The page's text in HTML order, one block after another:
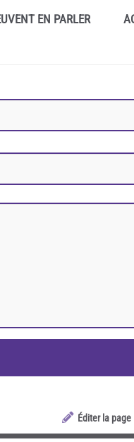
EN PARLER
Éditer la page